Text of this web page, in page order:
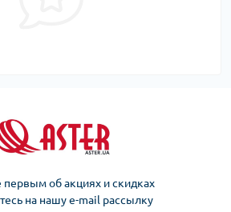
первым об акциях и скидках
на нашу e-mail рассылку